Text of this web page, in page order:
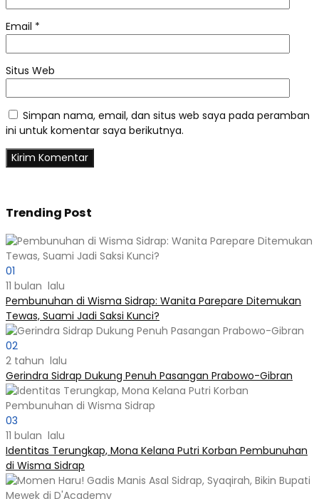
Email *
Situs Web
Simpan nama, email, dan situs web saya pada peramban
ini untuk komentar saya berikutnya.
Trending Post
01
11 bulan lalu
Pembunuhan di Wisma Sidrap: Wanita Parepare Ditemukan
Tewas, Suami Jadi Saksi Kunci?
02
2 tahun lalu
Gerindra Sidrap Dukung Penuh Pasangan Prabowo-Gibran
03
11 bulan lalu
Identitas Terungkap, Mona Kelana Putri Korban Pembunuhan
di Wisma Sidrap